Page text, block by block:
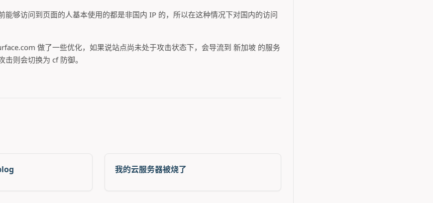
能够访问到页面的人基本使用的都是非国内 IP 的，所以在这种情况下对国内的访问
做了一些优化，如果说站点尚未处于攻击状态下，会导流到 新加坡 的服务
则会切换为 cf 防御。
我的云服务器被烧了